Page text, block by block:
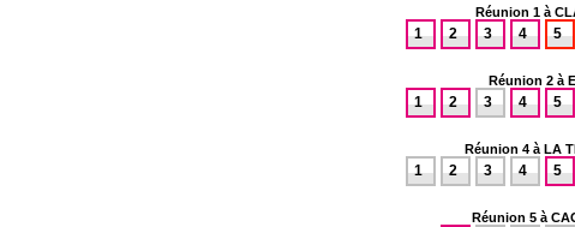
Réunion 1 à
5
4
3
2
1
Réunion 2 à
5
4
3
2
1
Réunion 4 à LA
5
4
3
2
1
Réunion 5 à